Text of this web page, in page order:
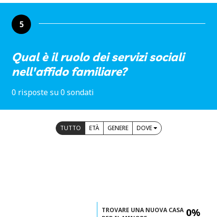
5
Qual è il ruolo dei servizi sociali
nell'affido familiare?
0 risposte su 0 sondati
TUTTO ETÀ GENERE DOVE
0%
TROVARE UNA NUOVA CASA